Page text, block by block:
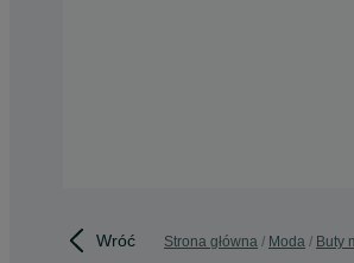
Wróć Strona główna Moda Buty